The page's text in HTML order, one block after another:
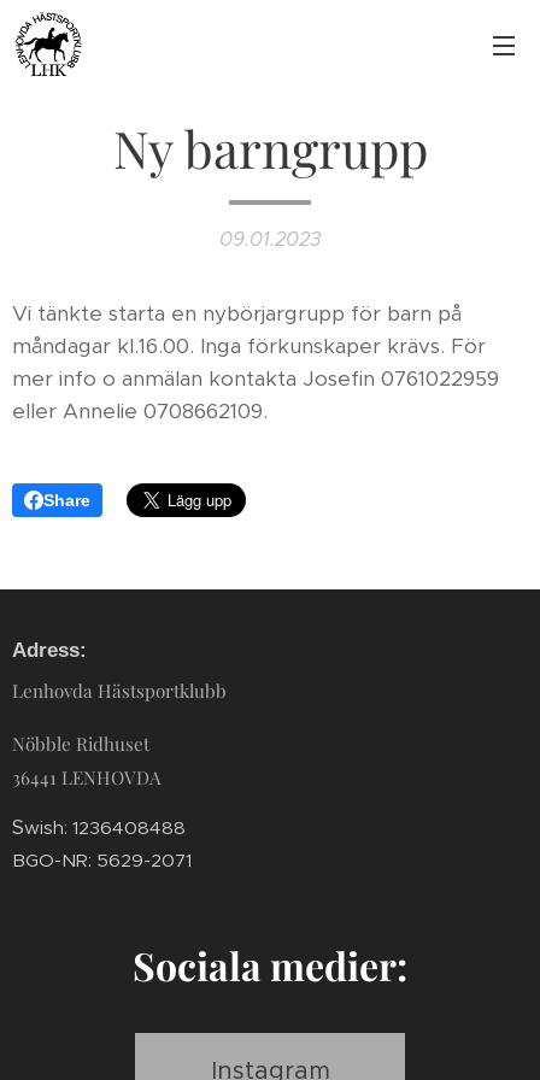
Ny barngrupp
09.01.2023
Vi tänkte starta en nybörjargrupp för barn på
måndagar kl.16.00. Inga förkunskaper krävs. För
mer info o anmälan kontakta Josefin 0761022959
eller Annelie 0708662109.
Share
Adress:
Lenhovda Hästsportklubb
Nöbble Ridhuset
36441 LENHOVDA
Swish: 1236408488
BGO-NR: 5629-2071
Sociala medier:
Instagram